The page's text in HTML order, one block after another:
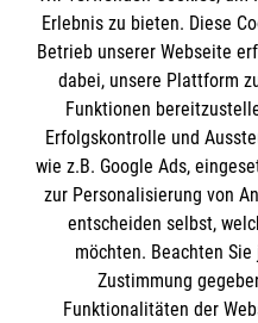
verbringen,
zu lauschen, zu
vieles mehr. Mit
eigenes Erleben und
sind die Einzelangebote
Veranstaltungsorte
rechtsstehenden Link
neu erscheinenden
oder indem Sie uns
Impressum
Datenschutz
Kontakt
Die Malteser
Malteser in
Malteserorden
Sharepoint
Spendenkonto
Empfänger: Malteser
Erlebnis zu bieten. Diese
Betrieb unserer Webseite
dabei, unsere Plattform
Funktionen
Erfolgskontrolle und
wie z.B. Google Ads,
zur Personalisierung von
entscheiden selbst,
möchten. Beachten
Zustimmung
Funktionalitäten der